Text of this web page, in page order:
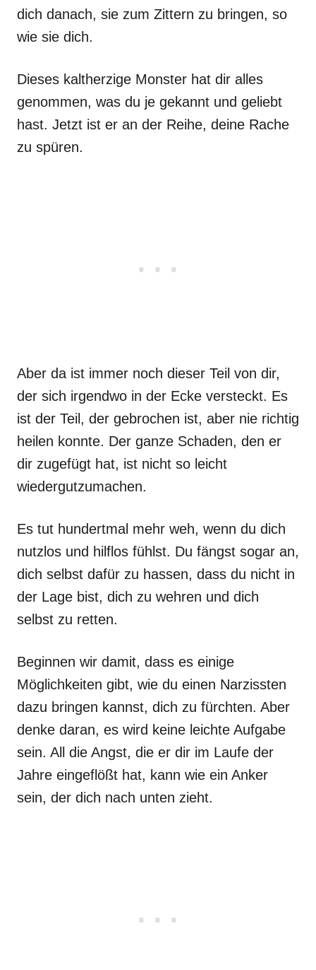
dich danach, sie zum Zittern zu bringen, so
wie sie dich.
Dieses kaltherzige Monster hat dir alles
genommen, was du je gekannt und geliebt
hast. Jetzt ist er an der Reihe, deine Rache
zu spüren.
Aber da ist immer noch dieser Teil von dir,
der sich irgendwo in der Ecke versteckt. Es
ist der Teil, der gebrochen ist, aber nie richtig
heilen konnte. Der ganze Schaden, den er
dir zugefügt hat, ist nicht so leicht
wiedergutzumachen.
Es tut hundertmal mehr weh, wenn du dich
nutzlos und hilflos fühlst. Du fängst sogar an,
dich selbst dafür zu hassen, dass du nicht in
der Lage bist, dich zu wehren und dich
selbst zu retten.
Beginnen wir damit, dass es einige
Möglichkeiten gibt, wie du einen Narzissten
dazu bringen kannst, dich zu fürchten. Aber
denke daran, es wird keine leichte Aufgabe
sein. All die Angst, die er dir im Laufe der
Jahre eingeflößt hat, kann wie ein Anker
sein, der dich nach unten zieht.